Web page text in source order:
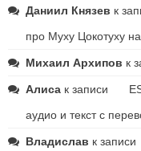
Даниил Князев к
про Муху Цокотуху
Михаил Архипов к
Алиса к записи
аудио и текст с
Владислав к записи